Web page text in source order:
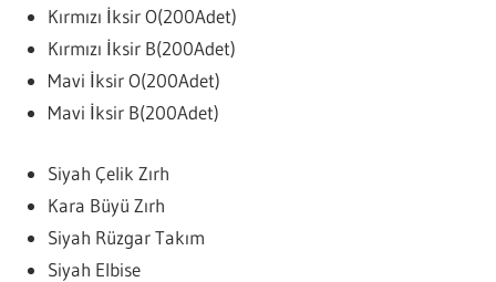
Kırmızı İksir O(200Adet)
Kırmızı İksir B(200Adet)
Mavi İksir O(200Adet)
Mavi İksir B(200Adet)
Siyah Çelik Zırh
Kara Büyü Zırh
Siyah Rüzgar Takım
Siyah Elbise